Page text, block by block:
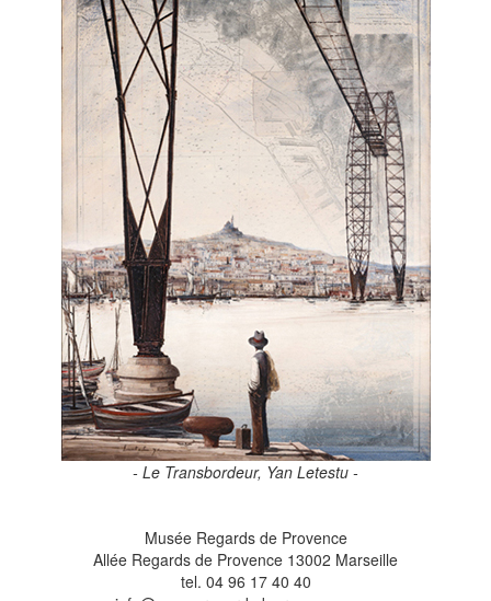
- Le Transbordeur, Yan Letestu -
Musée Regards de Provence
Allée Regards de Provence 13002 Marseille
tel. 04 96 17 40 40